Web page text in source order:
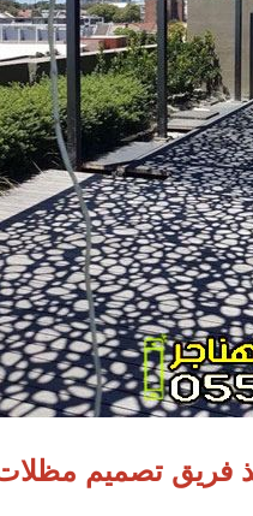
تصميم مظلات